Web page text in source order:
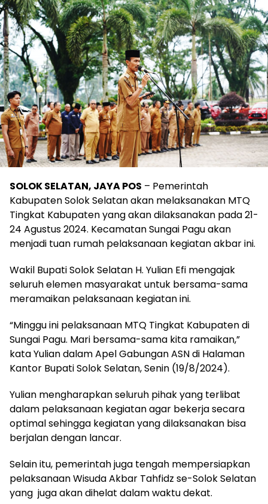
SOLOK SELATAN, JAYA POS – Pemerintah
Kabupaten Solok Selatan akan melaksanakan MTQ
Tingkat Kabupaten yang akan dilaksanakan pada 21-
24 Agustus 2024. Kecamatan Sungai Pagu akan
menjadi tuan rumah pelaksanaan kegiatan akbar ini.
Wakil Bupati Solok Selatan H. Yulian Efi mengajak
seluruh elemen masyarakat untuk bersama-sama
meramaikan pelaksanaan kegiatan ini.
“Minggu ini pelaksanaan MTQ Tingkat Kabupaten di
Sungai Pagu. Mari bersama-sama kita ramaikan,”
kata Yulian dalam Apel Gabungan ASN di Halaman
Kantor Bupati Solok Selatan, Senin (19/8/2024).
Yulian mengharapkan seluruh pihak yang terlibat
dalam pelaksanaan kegiatan agar bekerja secara
optimal sehingga kegiatan yang dilaksanakan bisa
berjalan dengan lancar.
Selain itu, pemerintah juga tengah mempersiapkan
pelaksanaan Wisuda Akbar Tahfidz se-Solok Selatan
yang juga akan dihelat dalam waktu dekat.